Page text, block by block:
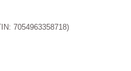
7054963358718)